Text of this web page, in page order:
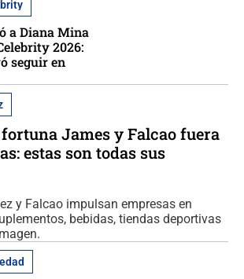
a Diana Mina
2026:
seguir en
James y Falcao fuera
estas son todas sus
y Falcao impulsan empresas en
bebidas, tiendas deportivas